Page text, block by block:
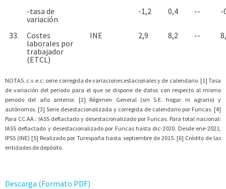
-tasa de
variación
-1,2 0,4 -- -
33.
Costes
laborales por
trabajador
(ETCL)
INE 2,9 8,2 --
NOTAS. c.v.e.c: serie corregida de variaciones estacionales y de calendario. [1] Tasa
de variación del periodo para el que se dispone de datos con respecto al mismo
periodo del año anterior. [2] Régimen General (sin S.E. hogar ni agrario) y
autónomos. [3] Serie desestacionalizada y corregida de calendario por Funcas. [4]
Para CC.AA.: IASS deflactado y desestacionalizado por Funcas. Para total nacional:
IASS deflactado y desestacionalizado por Funcas hasta dic-2020. Desde ene-2021,
IPSS (INE) [5] Realizado por Turespaña hasta septiembre de 2015. [6] Crédito de las
entidades de depósito.
Descarga (Formato PDF)